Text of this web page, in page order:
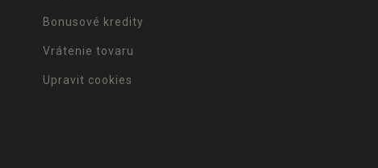
Bonusové kredity
Vrátenie tovaru
Upravit cookies